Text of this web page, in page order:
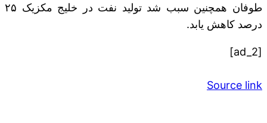
طوفان همچنین سبب شد تولید نفت در خلیج مکزیک ۲۵
درصد کاهش یابد.
[ad_2]
Source link